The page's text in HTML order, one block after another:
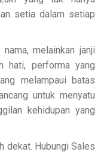
setia dalam setiap
melainkan janji
hati, performa yang
melampaui batas
untuk menyatu
kehidupan yang
dekat. Hubungi Sales